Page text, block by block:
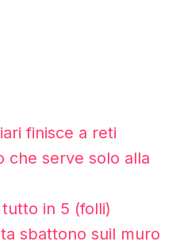
finisce a reti
che serve solo alla
in 5 (folli)
sbattono suil muro